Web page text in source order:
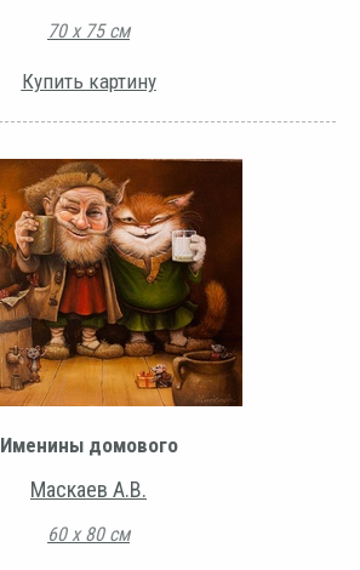
70 х 75 см
Купить картину
Именины домового
Маскаев А.В.
60 х 80 см